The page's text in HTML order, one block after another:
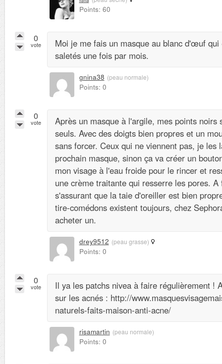
Points: 60
0
vote
Moi je me fais un masque au blanc d'œuf qui
saletés une fois par mois.
gnina38 (peau normale)
Points: 0
0
vote
Après un masque à l'argile, mes points noirs
seuls. Avec des doigts bien propres et un
sans forcer. Ceux qui ne viennent pas, je les
prochain masque, sinon ça va créer un
mon visage à l'eau froide pour le rincer et
une crème traitante qui resserre les pores.
s'assurant que la taie d'oreiller est bien
tire-comédons existent toujours, chez
acheter un.
drey9512 (peau grasse)
Points: 0
0
vote
Il ya les patchs nivea à faire régulièrement !
sur les acnés : http://
naturels-faits-maison-anti-acne/
risamartin (peau normale)
Points: 0